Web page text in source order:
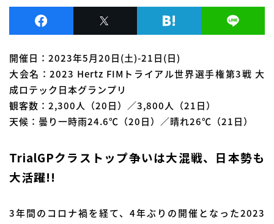
開催日：2023年5月20日(土)-21日(日)
大会名：2023 Hertz FIMトライアル世界選手権第3戦 大
成ロテック日本グランプリ
観客数：2,300人（20日）／3,800人（21日）
天候：曇り一時雨24.6℃（20日）／晴れ26℃（21日）
TrialGPクラストップ争いは大混戦、日本勢も
大活躍!!
3年間のコロナ禍を経て、4年ぶりの開催となった2023